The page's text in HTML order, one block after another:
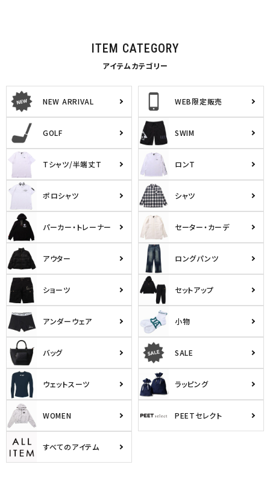
ITEM CATEGORY
アイテムカテゴリー
NEW ARRIVAL WEB限定販売
GOLF SWIM
Tシャツ/半端丈T ロンT
ポロシャツ シャツ
パーカー・トレーナー セーター・カーデ
アウター ロングパンツ
ショーツ セットアップ
アンダーウェア 小物
バッグ SALE
ウェットスーツ ラッピング
WOMEN PEETセレクト
すべてのアイテム